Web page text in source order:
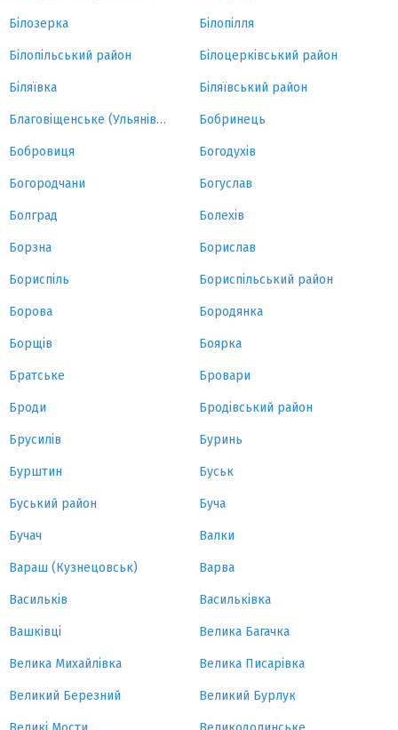
Білозерка Білопілля
Білопільський район Білоцерківський район
Біляївка Біляївський район
Благовіщенське (Ульянівка) Бобринець
Бобровиця Богодухів
Богородчани Богуслав
Болград Болехів
Борзна Борислав
Бориспіль Бориспільський район
Борова Бородянка
Борщів Боярка
Братське Бровари
Броди Бродівський район
Брусилів Буринь
Бурштин Буськ
Буський район Буча
Бучач Валки
Вараш (Кузнецовськ) Варва
Васильків Васильківка
Вашківці Велика Багачка
Велика Михайлівка Велика Писарівка
Великий Березний Великий Бурлук